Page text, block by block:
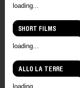
loading...
SHORT FILMS
loading...
ALLO LA TERRE
loading...